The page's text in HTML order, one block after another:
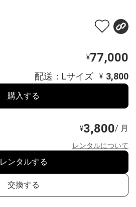
¥77,000
配送：Lサイズ ¥ 3,800
購入する
¥3,800/ 月
レンタルについて
レンタルする
交換する